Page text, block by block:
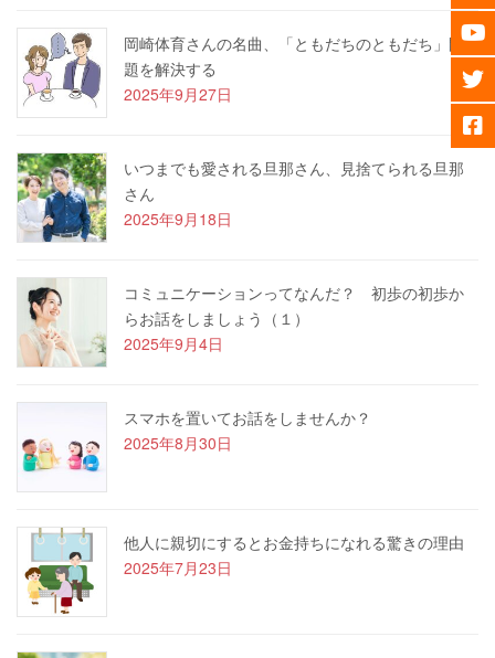
岡崎体育さんの名曲、「ともだちのともだち」問
題を解決する
2025年9月27日
いつまでも愛される旦那さん、見捨てられる旦那
さん
2025年9月18日
コミュニケーションってなんだ？ 初歩の初歩か
らお話をしましょう（１）
2025年9月4日
スマホを置いてお話をしませんか？
2025年8月30日
他人に親切にするとお金持ちになれる驚きの理由
2025年7月23日